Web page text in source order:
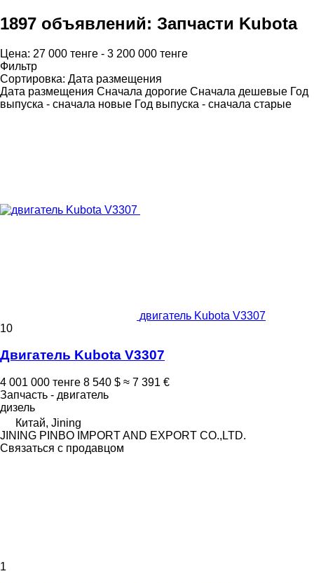
1897 объявлений: Запчасти Kubota
Цена: 27 000 тенге - 3 200 000 тенге
Фильтр
Сортировка: Дата размещения
Дата размещения Сначала дорогие Сначала дешевые Год
выпуска - сначала новые Год выпуска - сначала старые
двигатель Kubota V3307
10
Двигатель Kubota V3307
4 001 000 тенге 8 540 $ ≈ 7 391 €
Запчасть - двигатель
дизель
Китай, Jining
JINING PINBO IMPORT AND EXPORT CO.,LTD.
Связаться с продавцом
1